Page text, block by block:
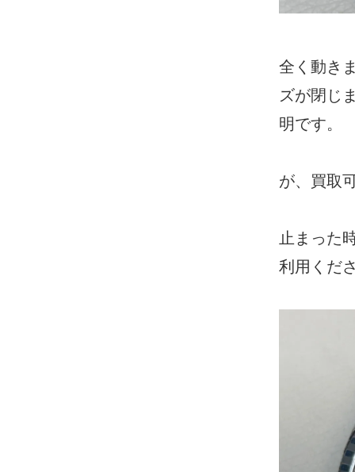
全く動き
ズが閉じ
明です。
が、買取
止まった
利用くだ